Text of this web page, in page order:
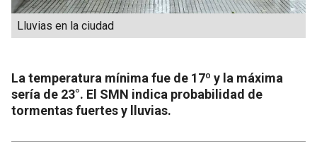
Lluvias en la ciudad
La temperatura mínima fue de 17º y la máxima
sería de 23°. El SMN indica probabilidad de
tormentas fuertes y lluvias.